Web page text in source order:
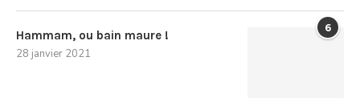
6
Hammam, ou bain maure !
28 janvier 2021